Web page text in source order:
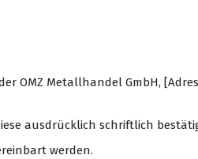
OMZ Metallhandel GmbH,
ausdrücklich schriftlich
werden.